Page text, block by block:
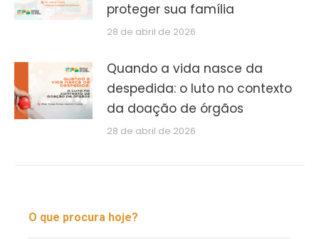
proteger sua família
28 de abril de 2026
Quando a vida nasce da
despedida: o luto no contexto
da doação de órgãos
28 de abril de 2026
O que procura hoje?